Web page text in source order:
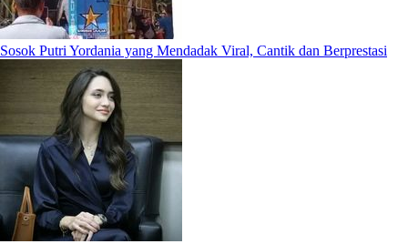
Sosok Putri Yordania yang Mendadak Viral, Cantik dan Berprestasi